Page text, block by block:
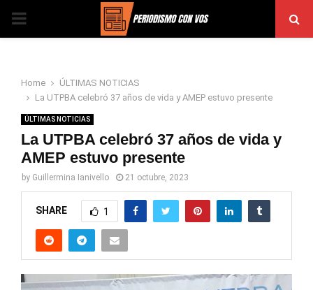
PRIMARY
Home
ÚLTIMAS NOTICIAS
La UTPBA celebró 37 años de vida y AMEP estuvo presente
ÚLTIMAS NOTICIAS
La UTPBA celebró 37 años de vida y
AMEP estuvo presente
by Guillermina Ianivello 21 octubre, 2023
SHARE 1